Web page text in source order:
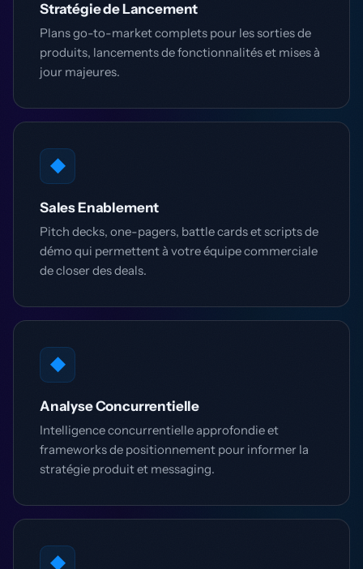
Stratégie de Lancement
Plans go-to-market complets pour les sorties de
produits, lancements de fonctionnalités et mises à
jour majeures.
◆
Sales Enablement
Pitch decks, one-pagers, battle cards et scripts de
démo qui permettent à votre équipe commerciale
de closer des deals.
◆
Analyse Concurrentielle
Intelligence concurrentielle approfondie et
frameworks de positionnement pour informer la
stratégie produit et messaging.
◆